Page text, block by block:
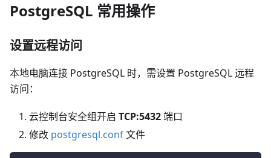
PostgreSQL 常用操作
设置远程访问
本地电脑连接 PostgreSQL 时，需设置 PostgreSQL 远程
访问：
云控制台安全组开启 TCP:5432端口
修改 postgresql.conf文件